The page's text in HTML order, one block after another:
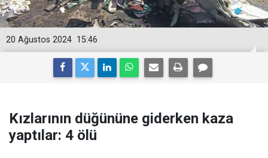
15:46
20 Ağustos 2024
Kızlarının düğününe giderken kaza
yaptılar: 4 ölü